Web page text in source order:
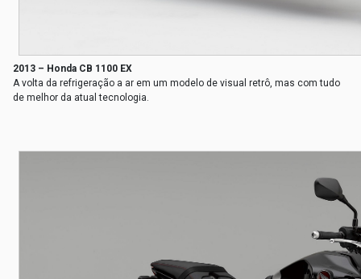
2013 – Honda CB 1100 EX
A volta da refrigeração a ar em um modelo de visual retrô, mas com tudo
de melhor da atual tecnologia.